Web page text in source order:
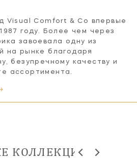
Visual Comfort & Co впервые
году. Более чем через
завоевала одну из
на рынке благодаря
безупречному качеству и
ассортимента.
КОЛЛЕКЦИИ